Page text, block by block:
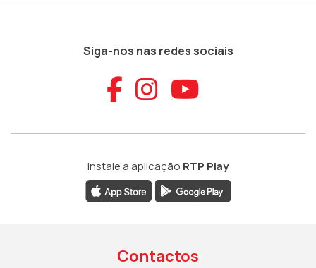
Siga-nos nas redes sociais
Aceder ao
Aceder ao
Aceder
Instale a aplicação RTP Play
Contactos